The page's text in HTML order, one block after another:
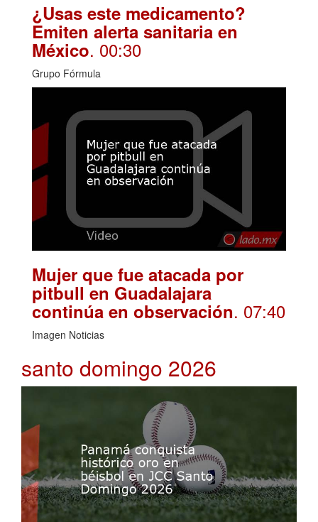
¿Usas este medicamento?
Emiten alerta sanitaria en
México. 00:30
Grupo Fórmula
Mujer que fue atacada por
pitbull en Guadalajara
continúa en observación. 07:40
Imagen Noticias
santo domingo 2026